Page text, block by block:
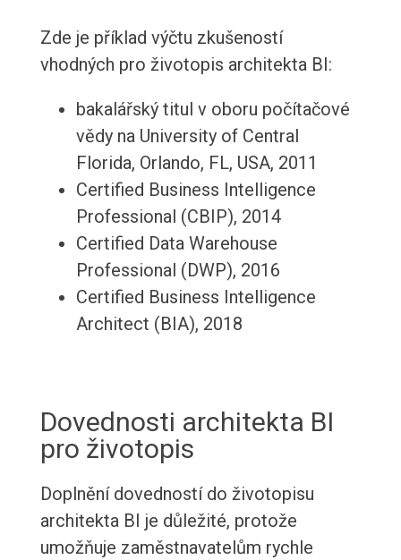
Zde je příklad výčtu zkušeností
vhodných pro životopis architekta BI:
bakalářský titul v oboru počítačové
vědy na University of Central
Florida, Orlando, FL, USA, 2011
Certified Business Intelligence
Professional (CBIP), 2014
Certified Data Warehouse
Professional (DWP), 2016
Certified Business Intelligence
Architect (BIA), 2018
Dovednosti architekta BI
pro životopis
Doplnění dovedností do životopisu
architekta BI je důležité, protože
umožňuje zaměstnavatelům rychle